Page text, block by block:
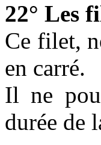
22° Les
Ce filet,
en carré.
Il ne
durée de